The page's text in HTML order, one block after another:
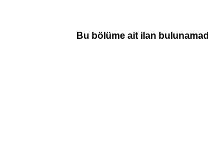
Bu bölüme ait ilan